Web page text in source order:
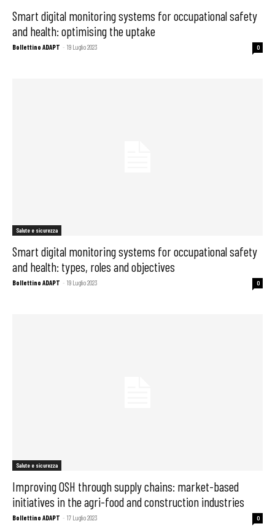
Smart digital monitoring systems for occupational safety
and health: optimising the uptake
Bollettino ADAPT - 19 Luglio 2023 0
Salute e sicurezza
Smart digital monitoring systems for occupational safety
and health: types, roles and objectives
Bollettino ADAPT - 19 Luglio 2023 0
Salute e sicurezza
Improving OSH through supply chains: market-based
initiatives in the agri-food and construction industries
Bollettino ADAPT - 17 Luglio 2023 0